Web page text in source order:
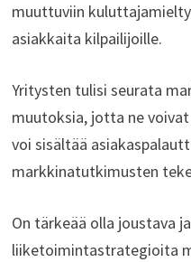
muuttuviin
asiakkaita kilpailijoille.
Yritysten tulisi seurata
muutoksia, jotta ne
voi sisältää
markkinatutkimusten
On tärkeää olla joustava
liiketoimintastrategioita